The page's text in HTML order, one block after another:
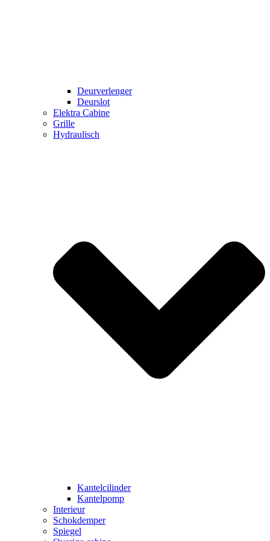
Deurverlenger
Deurslot
Elektra Cabine
Grille
Hydraulisch
Kantelcilinder
Kantelpomp
Interieur
Schokdemper
Spiegel